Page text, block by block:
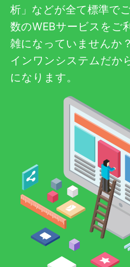
析」などが全て標準で
数のWEBサービスをご
雑になっていませんか
インワンシステムだか
になります。